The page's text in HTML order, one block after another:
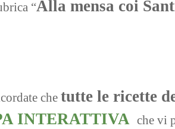
“Alla mensa coi
che tutte le ricette
INTERATTIVA che vi